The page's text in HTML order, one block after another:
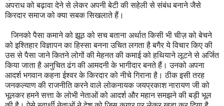
अपराध को बढ़ावा देने से लेकर अपनी बेटी की सहेली से संबंध बनाने जैसे
किरदार समाज को क्या सबक सिखलाते हैं।
जिनको पैसा कमाने को झूठ को सच बताना अर्थात किसी भी चीज़ को बेचने
को इश्तिहार विज्ञापन का हिस्सा बनना उचित लगता है बगैर ये विचार किए की
उस से पैसा जाने कितने लोगों की मेहनत की कमाई को हथियाने लूटने से अर्जित
किया जाता है अनुचित ढंग की आमदनी के भागीदार बनते हैं। उनको अपना
आदर्श भगवान कहना ईश्वर के किरदार को नीचे गिराना है। ठीक इसी तरह
जनकल्याण की राजनीति करने वाले लोकनायक जयप्रकाश नारायण जी को
भूलकर हमने सत्ता के लोभी नेताओं को आदर्श और महान समझने की बड़ी भूल